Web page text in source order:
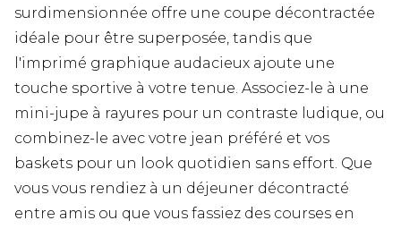
surdimensionnée offre une coupe décontractée
idéale pour être superposée, tandis que
l'imprimé graphique audacieux ajoute une
touche sportive à votre tenue. Associez-le à une
mini-jupe à rayures pour un contraste ludique, ou
combinez-le avec votre jean préféré et vos
baskets pour un look quotidien sans effort. Que
vous vous rendiez à un déjeuner décontracté
entre amis ou que vous fassiez des courses en